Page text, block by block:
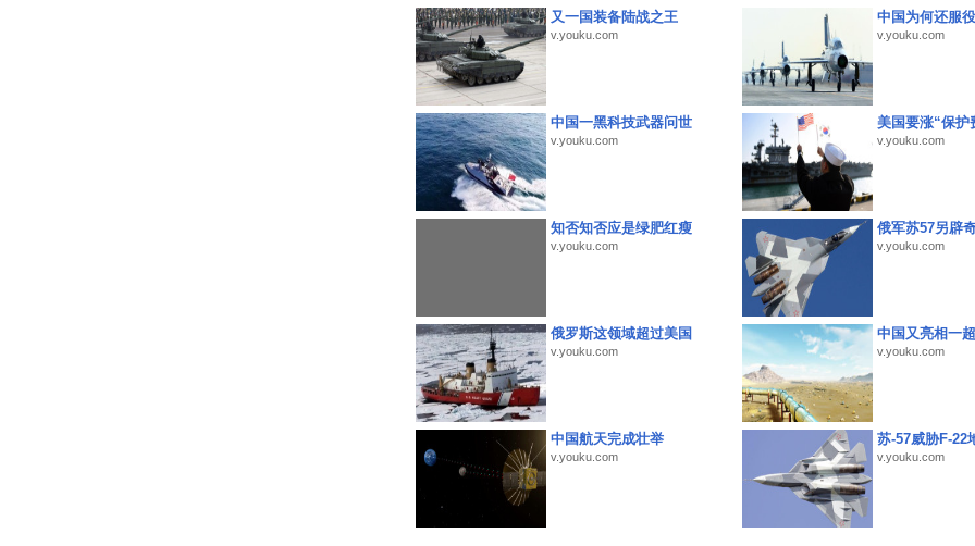
又一国装备陆战之王
v.youku.com
中国为何还服
v.youku.com
中国一黑科技武器问世
v.youku.com
美国要涨“保护
v.youku.com
知否知否应是绿肥红瘦
v.youku.com
俄军苏57另辟
v.youku.com
俄罗斯这领域超过美国
v.youku.com
中国又亮相一
v.youku.com
中国航天完成壮举
v.youku.com
苏-57威胁F-22
v.youku.com